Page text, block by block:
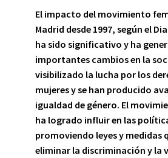
El impacto del movimiento
Madrid desde 1997, según el
ha sido significativo y ha
importantes cambios en la
visibilizado la lucha por los
mujeres y se han producido
igualdad de género. El
ha logrado influir en las
promoviendo leyes y medidas
eliminar la discriminación y la